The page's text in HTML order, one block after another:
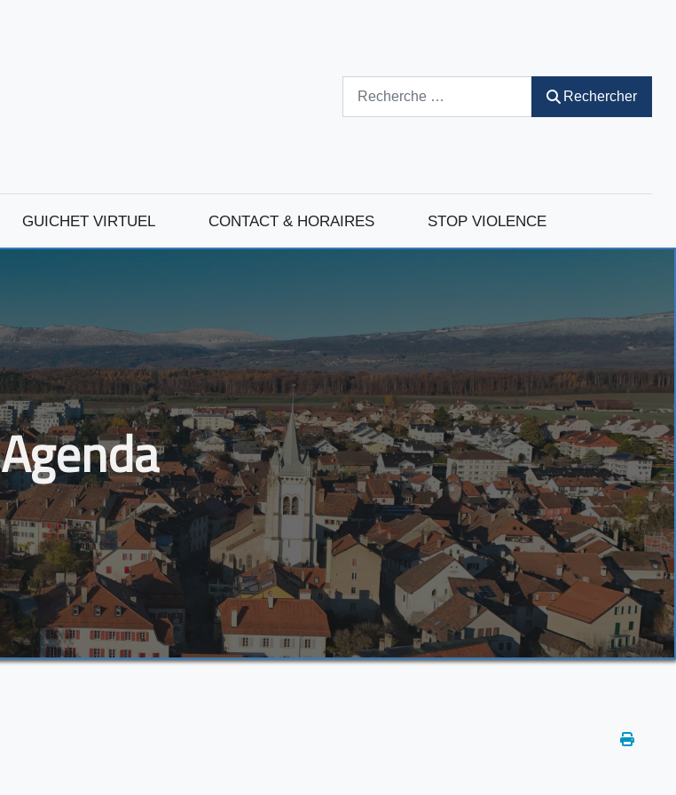
Rechercher
GUICHET VIRTUEL CONTACT & HORAIRES STOP VIOLENCE
Agenda